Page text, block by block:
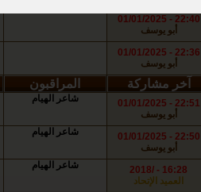
22:40 - 01/01/2025
أبو يوسف
22:36 - 01/01/2025
أبو يوسف
آخر مشاركة المراقبون
22:51 - 01/01/2025
أبو يوسف
شاعر الهيام
22:50 - 01/01/2025
أبو يوسف
شاعر الهيام
16:28 - /2018
العميد الإتحاد
شاعر الهيام